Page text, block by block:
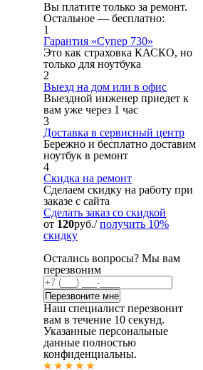
Вы платите только за ремонт.
Остальное — бесплатно:
1
Гарантия «Супер 730»
Это как страховка КАСКО, но
только для ноутбука
2
Выезд на дом или в офис
Выездной инженер приедет к
вам уже через 1 час
3
Доставка в сервисный центр
Бережно и бесплатно доставим
ноутбук в ремонт
4
Скидка на ремонт
Сделаем скидку на работу при
заказе с сайта
Сделать заказ со скидкой
от 120руб./получить 10%
скидку
Остались вопросы? Мы вам
перезвоним
Наш специалист перезвонит
вам в течение 10 секунд.
Указанные персональные
данные полностью
конфиденциальны.